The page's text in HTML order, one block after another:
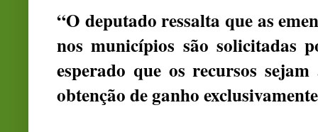
“O deputado ressalta que as
nos municípios são solicitadas
esperado que os recursos
obtenção de ganho